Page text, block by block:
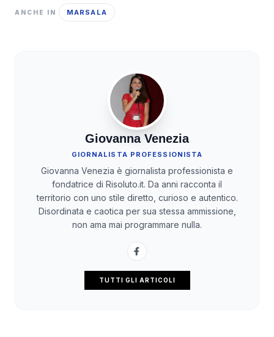
ANCHE IN MARSALA
Giovanna Venezia
GIORNALISTA PROFESSIONISTA
Giovanna Venezia è giornalista professionista e
fondatrice di Risoluto.it. Da anni racconta il
territorio con uno stile diretto, curioso e autentico.
Disordinata e caotica per sua stessa ammissione,
non ama mai programmare nulla.
TUTTI GLI ARTICOLI